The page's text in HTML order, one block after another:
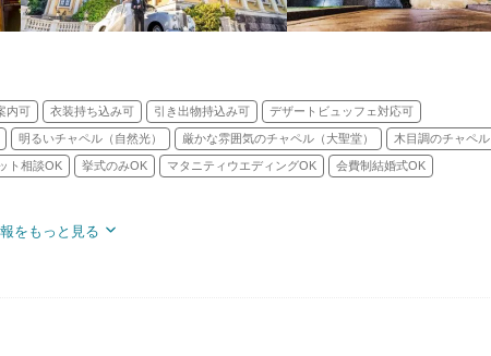
内可 衣装持ち込み可 引き出物持込み可 デザートビュッフェ対応可
明るいチャペル（自然光） 厳かな雰囲気のチャペル（大聖堂） 木目調のチャペル
ト相談OK 挙式のみOK マタニティウエディングOK 会費制結婚式OK
をもっと見る